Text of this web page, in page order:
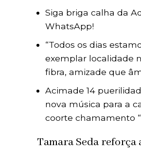
Siga briga calha da
WhatsApp!
“Todos os dias
exemplar localidade
fibra, amizade que
Acimade 14
nova música para a
coorte chamamento
Tamara Seda